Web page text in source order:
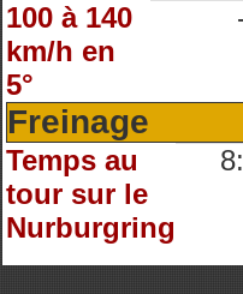
100 à 140
km/h en
5°
Freinage
Temps au
tour sur le
Nurburgring